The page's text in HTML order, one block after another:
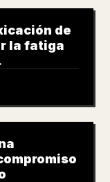
de
la fatiga